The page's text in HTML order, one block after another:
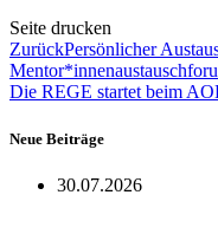
Seite drucken
ZurückPersönlicher
Die REGE startet beim
Neue Beiträge
30.07.2026